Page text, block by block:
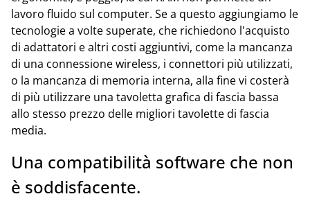
lavoro fluido sul computer. Se a questo aggiungiamo le
tecnologie a volte superate, che richiedono l'acquisto
di adattatori e altri costi aggiuntivi, come la mancanza
di una connessione wireless, i connettori più utilizzati,
o la mancanza di memoria interna, alla fine vi costerà
di più utilizzare una tavoletta grafica di fascia bassa
allo stesso prezzo delle migliori tavolette di fascia
media.
Una compatibilità software che non
è soddisfacente.